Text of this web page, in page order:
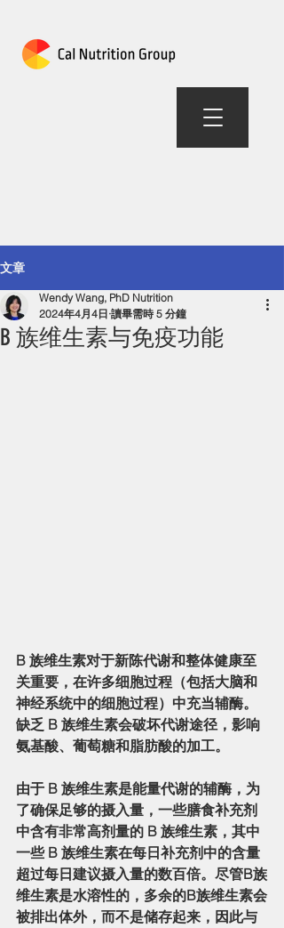
文章
B 族维生素与免疫功能
Wendy Wang, PhD Nutrition
2024年4月4日 讀畢需時 5 分鐘
B 族维生素对于新陈代谢和整体健康至
关重要，在许多细胞过程（包括大脑和
神经系统中的细胞过程）中充当辅酶。
缺乏 B 族维生素会破坏代谢途径，影响
氨基酸、葡萄糖和脂肪酸的加工。
由于 B 族维生素是能量代谢的辅酶，为
了确保足够的摄入量，一些膳食补充剂
中含有非常高剂量的 B 族维生素，其中
一些 B 族维生素在每日补充剂中的含量
超过每日建议摄入量的数百倍。尽管B族
维生素是水溶性的，多余的B族维生素会
被排出体外，而不是储存起来，因此与